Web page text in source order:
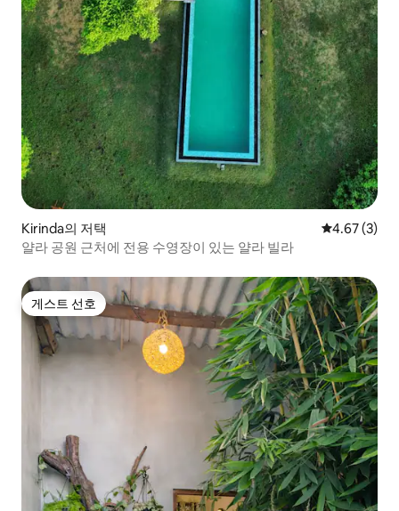
Kirinda의 저택 평점 4.67점
4.67 (3)
얄라 공원 근처에 전용 수영장이 있는 얄라 빌라
게스트 선호
게스트 선호